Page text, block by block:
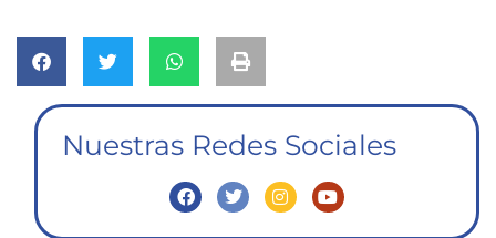
Nuestras Redes Sociales